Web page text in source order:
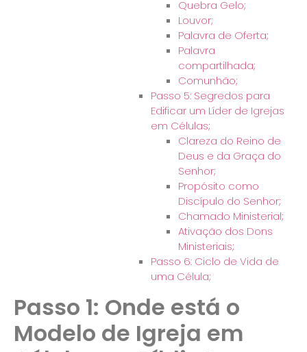
Quebra Gelo;
Louvor;
Palavra de Oferta;
Palavra
compartilhada;
Comunhão;
Passo 5: Segredos para
Edificar um Líder de Igrejas
em Células;
Clareza do Reino de
Deus e da Graça do
Senhor;
Propósito como
Discípulo do Senhor;
Chamado Ministerial;
Ativação dos Dons
Ministeriais;
Passo 6: Ciclo de Vida de
uma Célula;
Passo 1: Onde está o
Modelo de Igreja em